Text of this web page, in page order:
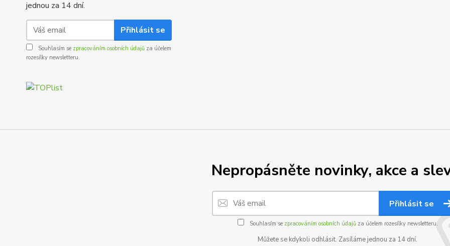
jednou za 14 dní.
Přihlásit se
Souhlasím se zpracováním osobních údajů za účelem
rozesílky newsletteru.
Nepropásněte novinky, akce a
Přihlásit se
Souhlasím se zpracováním osobních údajůza účelem rozesílky newsletteru.
Můžete se kdykoli odhlásit. Zasíláme jednou za 14 dní.